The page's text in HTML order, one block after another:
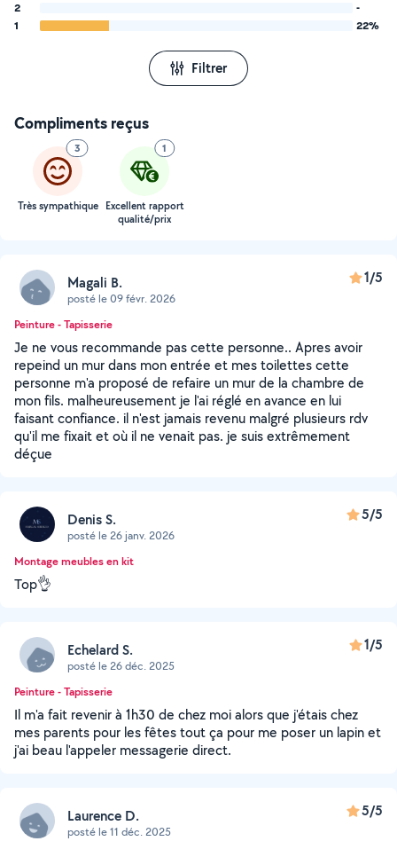
2
-
1
22%
Filtrer
Compliments reçus
3
Très sympathique
1
Excellent rapport
qualité/prix
Magali B.
posté le 09 févr. 2026
1/5
Peinture - Tapisserie
Je ne vous recommande pas cette personne.. Apres avoir
repeind un mur dans mon entrée et mes toilettes cette
personne m'a proposé de refaire un mur de la chambre de
mon fils. malheureusement je l'ai réglé en avance en lui
faisant confiance. il n'est jamais revenu malgré plusieurs rdv
qu'il me fixait et où il ne venait pas. je suis extrêmement
déçue
Denis S.
posté le 26 janv. 2026
5/5
Montage meubles en kit
Top👌
Echelard S.
posté le 26 déc. 2025
1/5
Peinture - Tapisserie
Il m'a fait revenir à 1h30 de chez moi alors que j'étais chez
mes parents pour les fêtes tout ça pour me poser un lapin et
j'ai beau l'appeler messagerie direct.
Laurence D.
posté le 11 déc. 2025
5/5